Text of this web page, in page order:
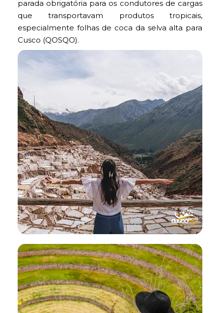
parada obrigatória para os condutores de cargas
que transportavam produtos tropicais,
especialmente folhas de coca da selva alta para
Cusco (QOSQO).